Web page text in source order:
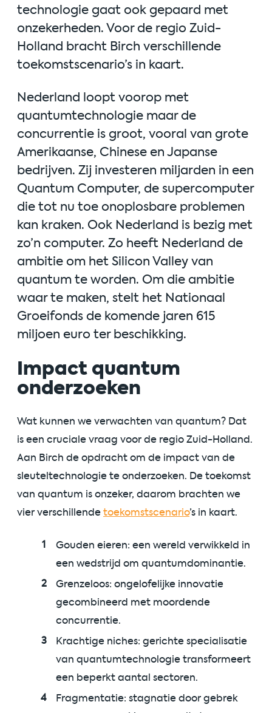
technologie gaat ook gepaard met
onzekerheden. Voor de regio Zuid-
Holland bracht Birch verschillende
toekomstscenario’s in kaart.
Nederland loopt voorop met
quantumtechnologie maar de
concurrentie is groot, vooral van grote
Amerikaanse, Chinese en Japanse
bedrijven. Zij investeren miljarden in een
Quantum Computer, de supercomputer
die tot nu toe onoplosbare problemen
kan kraken. Ook Nederland is bezig met
zo’n computer. Zo heeft Nederland de
ambitie om het Silicon Valley van
quantum te worden. Om die ambitie
waar te maken, stelt het Nationaal
Groeifonds de komende jaren 615
miljoen euro ter beschikking.
Impact quantum
onderzoeken
Wat kunnen we verwachten van quantum? Dat
is een cruciale vraag voor de regio Zuid-Holland.
Aan Birch de opdracht om de impact van de
sleuteltechnologie te onderzoeken. De toekomst
van quantum is onzeker, daarom brachten we
vier verschillendetoekomstscenario’s in kaart.
Gouden eieren: een wereld verwikkeld in
een wedstrijd om quantumdominantie.
Grenzeloos: ongelofelijke innovatie
gecombineerd met moordende
concurrentie.
Krachtige niches: gerichte specialisatie
van quantumtechnologie transformeert
een beperkt aantal sectoren.
Fragmentatie: stagnatie door gebrek